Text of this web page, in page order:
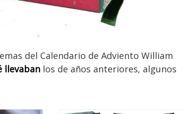
del Calendario de Adviento William
llevaban los de años anteriores, algunos